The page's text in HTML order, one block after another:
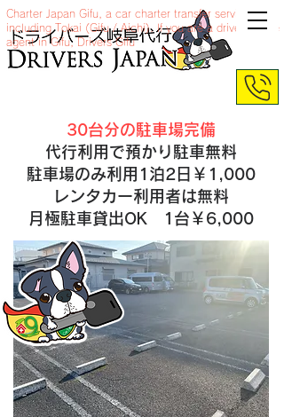
Charter Japan Gifu, a car charter transfer service
including Tokai (Gifu / Aichi). If you are a drive service
agent in Gifu, Drivers Gifu
30台分の駐車場完備
代行利用で預かり駐車無料
駐車場のみ利用1泊2日￥1,000
レンタカー利用者は無料
​月極駐車貸出OK 1台￥6,000